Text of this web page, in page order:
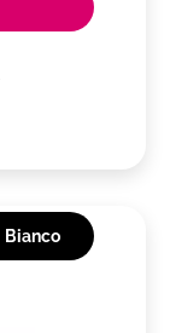
Bianco